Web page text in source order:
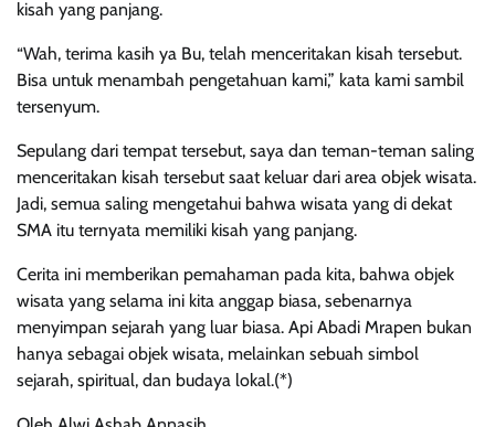
kisah yang panjang.
“Wah, terima kasih ya Bu, telah menceritakan kisah tersebut.
Bisa untuk menambah pengetahuan kami,” kata kami sambil
tersenyum.
Sepulang dari tempat tersebut, saya dan teman-teman saling
menceritakan kisah tersebut saat keluar dari area objek wisata.
Jadi, semua saling mengetahui bahwa wisata yang di dekat
SMA itu ternyata memiliki kisah yang panjang.
Cerita ini memberikan pemahaman pada kita, bahwa objek
wisata yang selama ini kita anggap biasa, sebenarnya
menyimpan sejarah yang luar biasa. Api Abadi Mrapen bukan
hanya sebagai objek wisata, melainkan sebuah simbol
sejarah, spiritual, dan budaya lokal.(*)